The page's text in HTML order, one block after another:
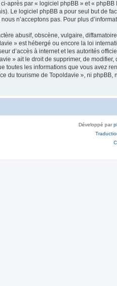
après par « logiciel phpBB » et «
Le logiciel phpBB a pour seul but de
n’acceptons pas. Pour plus
abusif, obscène, vulgaire,
» est hébergé ou encore la loi
d’accès à internet et les autorités
» ait le droit de supprimer, de
toutes les informations que vous avez
du tourisme de Topoldavie », ni
Développé par